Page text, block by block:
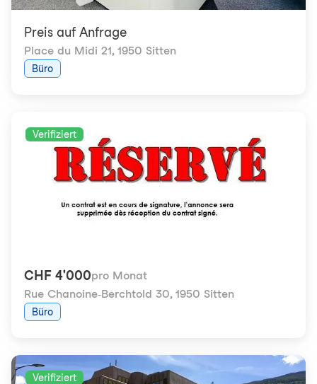
Preis auf Anfrage
Place du Midi 21, 1950 Sitten
Büro
Verifiziert
CHF 4'000pro Monat
Rue Chanoine-Berchtold 30, 1950 Sitten
Büro
Verifiziert